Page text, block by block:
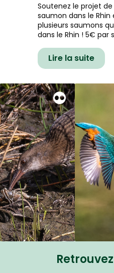
Soutenez le projet
saumon dans le
plusieurs saumons
dans le Rhin ! 5€ par
Lire la suite